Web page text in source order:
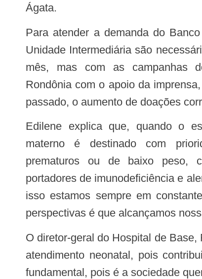
Ágata.
Para atender a demanda do Banco de Leite, da UTI Neonatal e da
Unidade Intermediária são
mês, mas com as campanhas
Rondônia com o apoio da
passado, o aumento de doações
Edilene explica que, quando o estoque não é suficiente, o leite
materno é destinado com
prematuros ou de baixo peso,
portadores de imunodeficiência e
isso estamos sempre em
perspectivas é que alcançamos
O diretor-geral do Hospital de Base, Rodrigo Bastos enfatiza que a doação de leite é primordial para os recém-nascidos e para o
atendimento neonatal, pois
fundamental, pois é a sociedade